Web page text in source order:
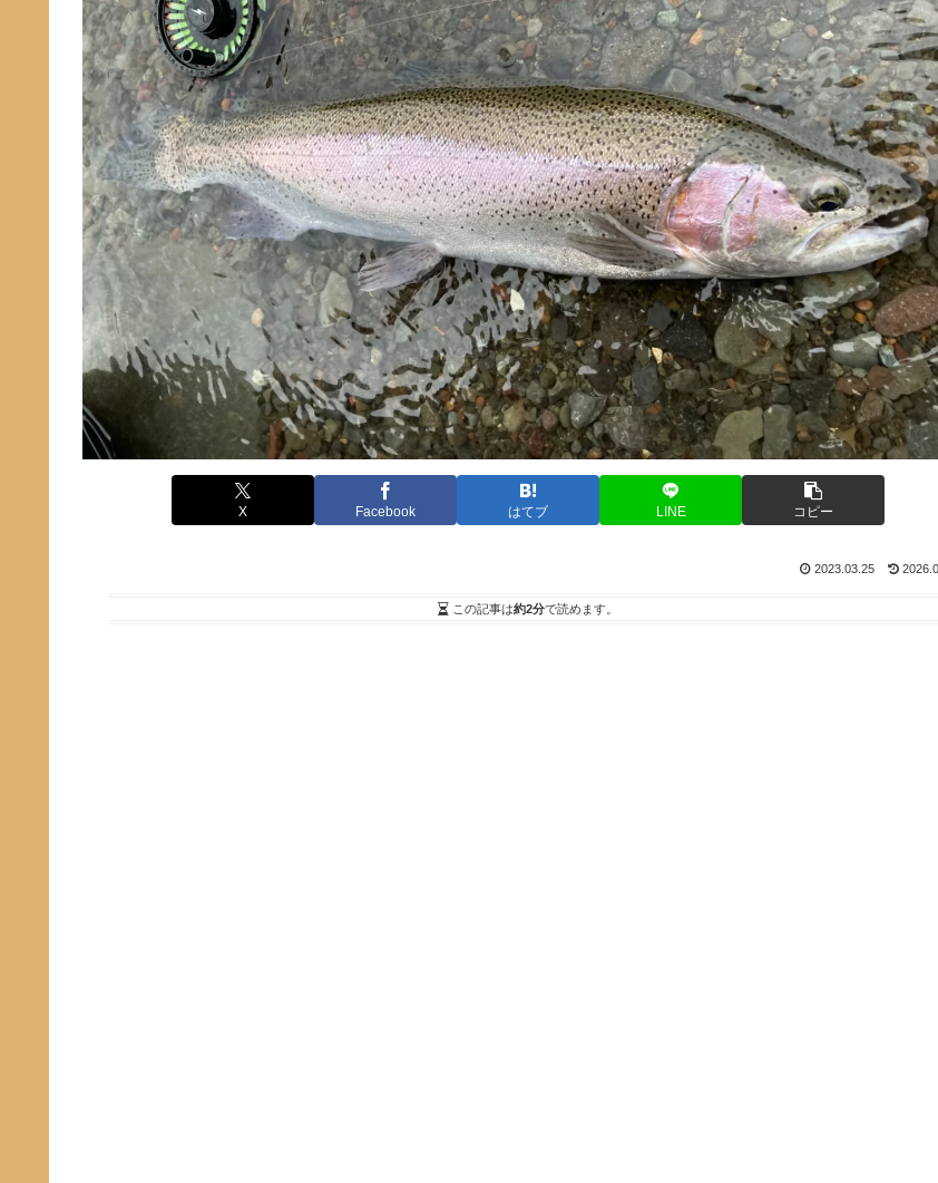
X Facebook はてブ LINE コピー
2023.03.25
この記事は約2分で読めます。